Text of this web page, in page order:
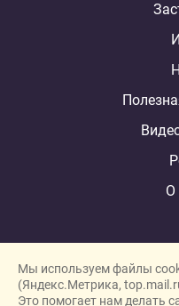
О
Мы используем файлы
(Яндекс.Метрика,
Это помогает нам делать